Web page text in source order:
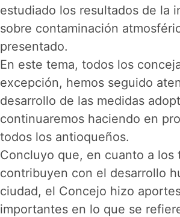
estudiado los resultados de la
sobre contaminación
presentado.
En este tema, todos los
excepción, hemos seguido
desarrollo de las medidas
continuaremos haciendo en
todos los antioqueños.
Concluyo que, en cuanto a los
contribuyen con el desarrollo
ciudad, el Concejo hizo
importantes en lo que se